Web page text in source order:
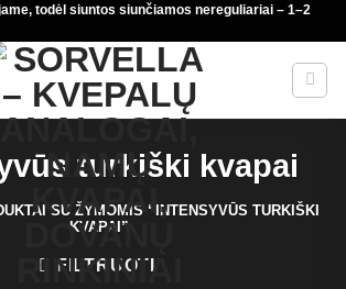
todėl siuntos siunčiamos nereguliariai – 1–2
turkiški kvapai
SU ŽYMOMIS “INTENSYVŪS TURKIŠKI
KVAPAI”
FILTRUOTI